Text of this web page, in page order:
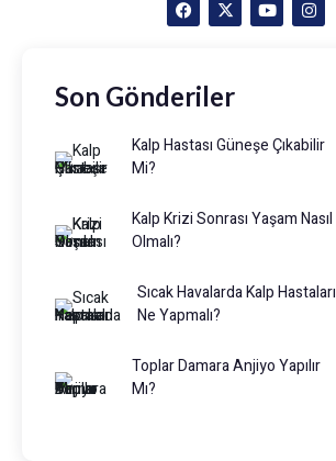
Son Gönderiler
Kalp Hastası Güneşe Çıkabilir
Mi?
Kalp Krizi Sonrası Yaşam Nasıl
Olmalı?
Sıcak Havalarda Kalp Hastaları
Ne Yapmalı?
Toplar Damara Anjiyo Yapılır
Mı?